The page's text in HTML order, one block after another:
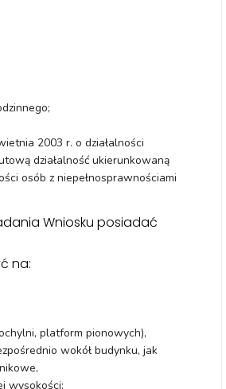
2003 r. o działalności
działalność ukierunkowaną
osób z niepełnosprawnościami
Wniosku posiadać
na:
platform pionowych),
wokół budynku, jak
wysokości;